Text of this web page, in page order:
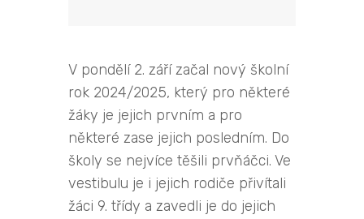
V pondělí 2. září začal nový školní
rok 2024/2025, který pro některé
žáky je jejich prvním a pro
některé zase jejich posledním. Do
školy se nejvíce těšili prvňáčci. Ve
vestibulu je i jejich rodiče přivítali
žáci 9. třídy a zavedli je do jejich